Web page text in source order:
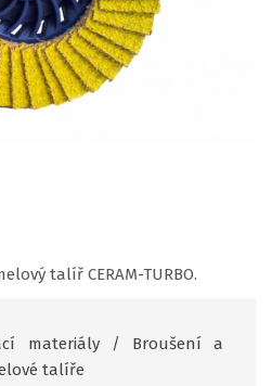
talíř CERAM-TURBO.
materiály/
Broušení a
talíře